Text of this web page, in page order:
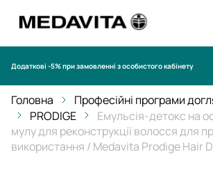
Додаткові -5% при замовленні з особистого кабінету
Головна
Професійні програми
PRODIGE
Емульсія-детокс на
мулу для реконструкції волосся для
використання / Medavita Prodige Hair